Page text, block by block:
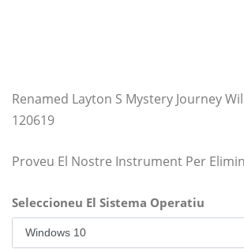
Renamed Layton S Mystery Journey
120619
Proveu El Nostre Instrument Per
Seleccioneu El Sistema Operatiu